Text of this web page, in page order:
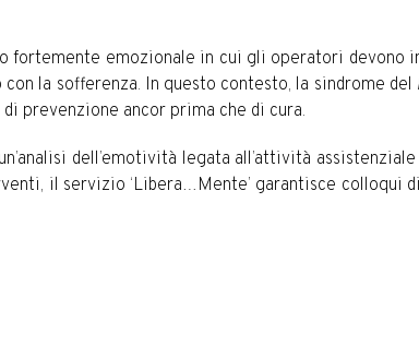
emozionale in cui gli operatori devono
la sofferenza. In questo contesto, la sindrome del
prevenzione ancor prima che di cura.
dell’emotività legata all’attività
il servizio ‘Libera…Mente’ garantisce